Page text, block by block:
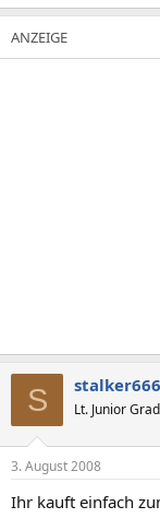
S stalker666
Lt. Junior
3. August 2008
Ihr kauft einfach